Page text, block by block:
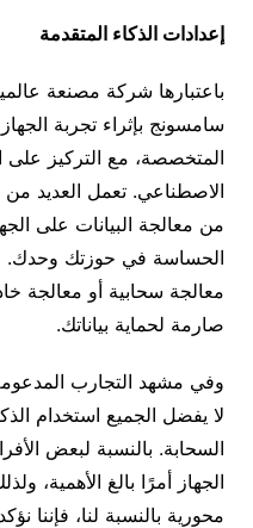
إعدادات الذكاء المتقدمة
باعتبارها شركة مصنعة
سامسونج بإثراء تجربة
المتخصصة، مع التركيز
من معالجة البيانات على
الحساسة في حوزتك وحدك.
معالجة سحابية أو معالجة
صارمة لحماية بياناتك.
وفي مشهد التجارب
لا يفضل الجميع استخدام
السحابة. بالنسبة لبعض
الجهاز أمرًا بالغ الأهمية،
محورية بالنسبة لنا، فإننا